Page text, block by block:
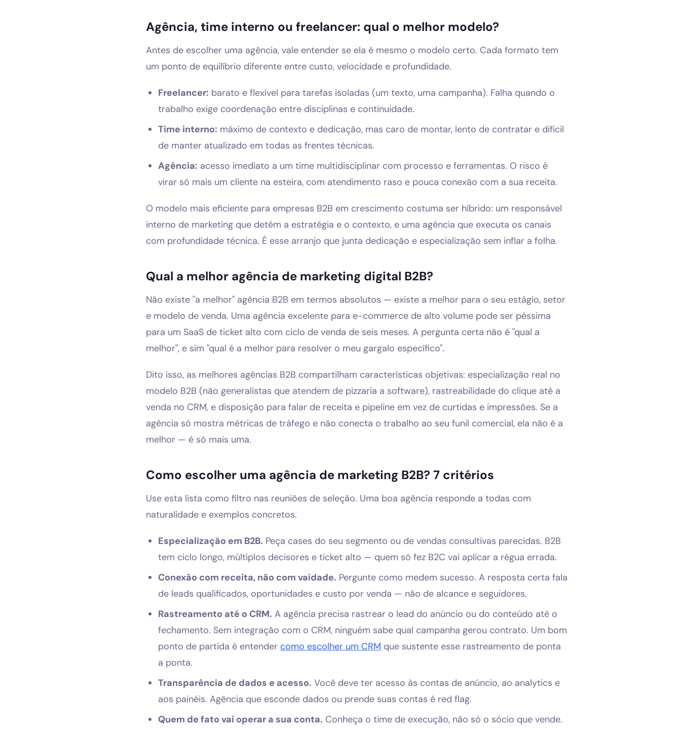
Agência, time interno ou freelancer: qual o melhor modelo?
Antes de escolher uma agência, vale entender se ela é mesmo o modelo certo. Cada formato tem
um ponto de equilíbrio diferente entre custo, velocidade e profundidade.
Freelancer: barato e flexível para tarefas isoladas (um texto, uma campanha). Falha quando o
trabalho exige coordenação entre disciplinas e continuidade.
Time interno: máximo de contexto e dedicação, mas caro de montar, lento de contratar e difícil
de manter atualizado em todas as frentes técnicas.
Agência: acesso imediato a um time multidisciplinar com processo e ferramentas. O risco é
virar só mais um cliente na esteira, com atendimento raso e pouca conexão com a sua receita.
O modelo mais eficiente para empresas B2B em crescimento costuma ser híbrido: um responsável
interno de marketing que detém a estratégia e o contexto, e uma agência que executa os canais
com profundidade técnica. É esse arranjo que junta dedicação e especialização sem inflar a folha.
Qual a melhor agência de marketing digital B2B?
Não existe "a melhor" agência B2B em termos absolutos — existe a melhor para o seu estágio, setor
e modelo de venda. Uma agência excelente para e-commerce de alto volume pode ser péssima
para um SaaS de ticket alto com ciclo de venda de seis meses. A pergunta certa não é "qual a
melhor", e sim "qual é a melhor para resolver o meu gargalo específico".
Dito isso, as melhores agências B2B compartilham características objetivas: especialização real no
modelo B2B (não generalistas que atendem de pizzaria a software), rastreabilidade do clique até a
venda no CRM, e disposição para falar de receita e pipeline em vez de curtidas e impressões. Se a
agência só mostra métricas de tráfego e não conecta o trabalho ao seu funil comercial, ela não é a
melhor — é só mais uma.
Como escolher uma agência de marketing B2B? 7 critérios
Use esta lista como filtro nas reuniões de seleção. Uma boa agência responde a todas com
naturalidade e exemplos concretos.
Especialização em B2B. Peça cases do seu segmento ou de vendas consultivas parecidas. B2B
tem ciclo longo, múltiplos decisores e ticket alto — quem só fez B2C vai aplicar a régua errada.
Conexão com receita, não com vaidade. Pergunte como medem sucesso. A resposta certa fala
de leads qualificados, oportunidades e custo por venda — não de alcance e seguidores.
Rastreamento até o CRM. A agência precisa rastrear o lead do anúncio ou do conteúdo até o
fechamento. Sem integração com o CRM, ninguém sabe qual campanha gerou contrato. Um bom
ponto de partida é entender como escolher um CRM que sustente esse rastreamento de ponta
a ponta.
Transparência de dados e acesso. Você deve ter acesso às contas de anúncio, ao analytics e
aos painéis. Agência que esconde dados ou prende suas contas é red flag.
Quem de fato vai operar a sua conta. Conheça o time de execução, não só o sócio que vende.